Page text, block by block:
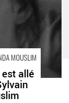
MOUSLIM
est allé